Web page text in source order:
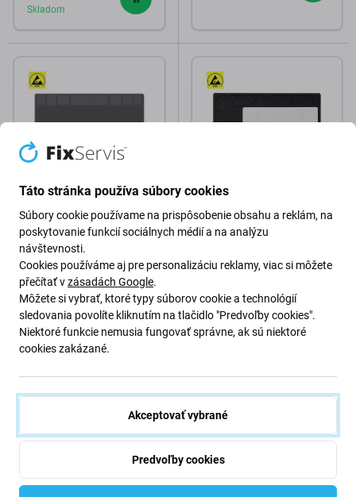
Skladom
Best
ESD Antistatická
Teplovzdorná Silikónová
Podložka - 50 x 35cm
18,98€
Jakemy
Jakemy JM-Z17 - ESD
Teplovzdorná Silikónová
Magnetická Podložka
Táto stránka používa súbory cookies
Súbory cookie používame na prispôsobenie obsahu a reklám, na
poskytovanie funkcií sociálnych médií a na analýzu
návštevnosti.
Cookies používáme aj pre personalizáciu reklamy, viac si môžete
přečítať vzásadách Google.
Môžete si vybrať, ktoré typy súborov cookie a technológií
sledovania povolíte kliknutím na tlačidlo "Predvoľby cookies".
Niektoré funkcie nemusia fungovať správne, ak sú niektoré
cookies zakázané.
Akceptovať vybrané
Predvoľby cookies